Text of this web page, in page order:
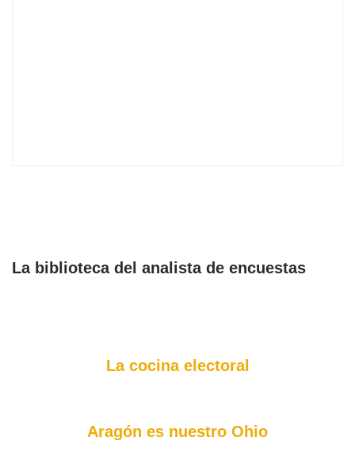
La biblioteca del analista de encuestas
La cocina electoral
Aragón es nuestro Ohio